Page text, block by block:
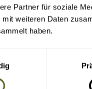
Partner für soziale
mit weiteren Daten
haben.